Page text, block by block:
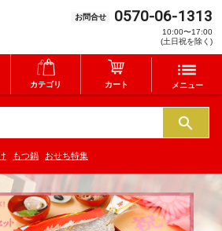
お問合せ 0570-06-1313
10:00〜17:00
(土日祝を除く)
カテゴリ カート メニュー
もつ鍋 おせち特集